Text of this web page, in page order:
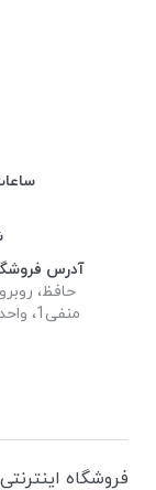
آدرس
حافظ،
فروشگاه